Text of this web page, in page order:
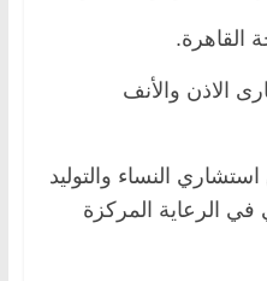
القاهرة.
الاذن والأنف
النساء والتوليد
في الرعاية المركزة